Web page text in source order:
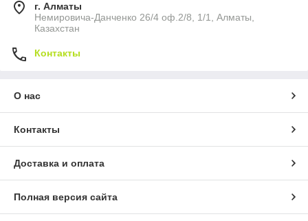
г. Алматы
Немировича-Данченко 26/4 оф.2/8, 1/1, Алматы,
Казахстан
Контакты
О нас
Контакты
Доставка и оплата
Полная версия сайта